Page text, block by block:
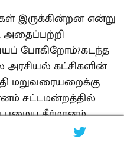
இருக்கின்றன என்று
அதைப்பற்றி
போகிறோம்?கடந்த
அரசியல் கட்சிகளின்
மறுவரையறைக்கு
சட்டமன்றத்தில்
பழைய தீர்மானம்